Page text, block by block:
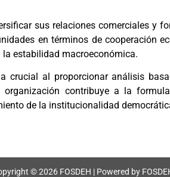
sus relaciones comerciales y
en términos de cooperación
estabilidad macroeconómica.
crucial al proporcionar análisis
contribuye a la
de la institucionalidad
© 2026 FOSDEH | Powered by